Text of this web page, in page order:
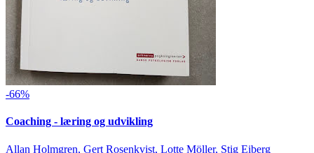
-66%
Coaching - læring og udvikling
Allan Holmgren, Gert Rosenkvist, Lotte Möller, Stig Eiberg